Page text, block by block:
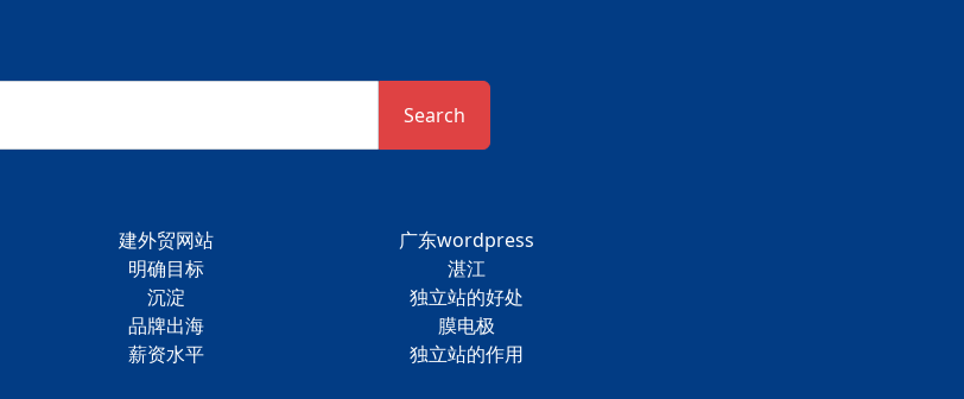
Search
建外贸网站
广东wordpress
明确目标
湛江
沉淀
独立站的好处
品牌出海
膜电极
薪资水平 独立站的作用